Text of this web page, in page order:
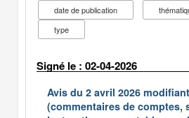
date de publication
type
Signé le : 02-04-2026
Avis du 2 avril 2026
(commentaires de comptes,